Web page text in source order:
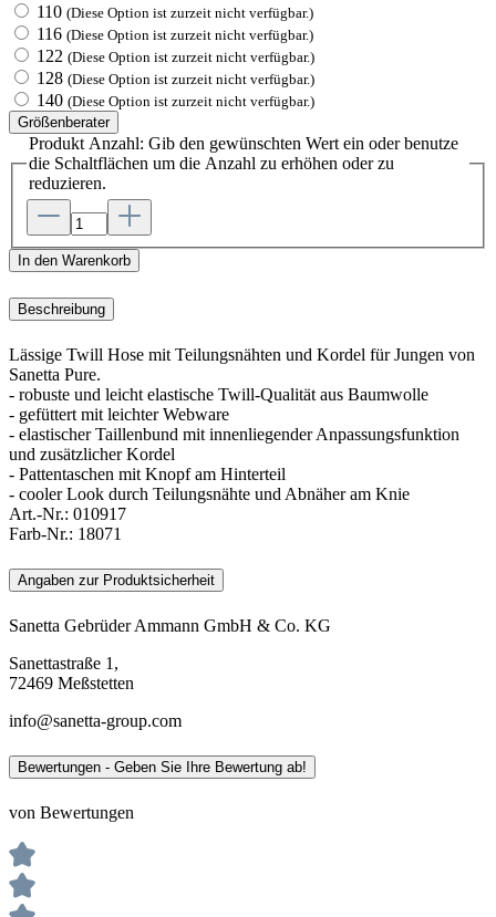
110 (Diese Option ist zurzeit nicht verfügbar.)
116 (Diese Option ist zurzeit nicht verfügbar.)
122 (Diese Option ist zurzeit nicht verfügbar.)
128 (Diese Option ist zurzeit nicht verfügbar.)
140 (Diese Option ist zurzeit nicht verfügbar.)
Größenberater
Produkt Anzahl: Gib den gewünschten Wert ein oder benutze
die Schaltflächen um die Anzahl zu erhöhen oder zu
reduzieren.
In den Warenkorb
Beschreibung
Lässige Twill Hose mit Teilungsnähten und Kordel für Jungen von
Sanetta Pure.
- robuste und leicht elastische Twill-Qualität aus Baumwolle
- gefüttert mit leichter Webware
- elastischer Taillenbund mit innenliegender Anpassungsfunktion
und zusätzlicher Kordel
- Pattentaschen mit Knopf am Hinterteil
- cooler Look durch Teilungsnähte und Abnäher am Knie
Art.-Nr.: 010917
Farb-Nr.: 18071
Angaben zur Produktsicherheit
Sanetta Gebrüder Ammann GmbH & Co. KG
Sanettastraße 1,
72469 Meßstetten
info@sanetta-group.com
Bewertungen - Geben Sie Ihre Bewertung ab!
von Bewertungen